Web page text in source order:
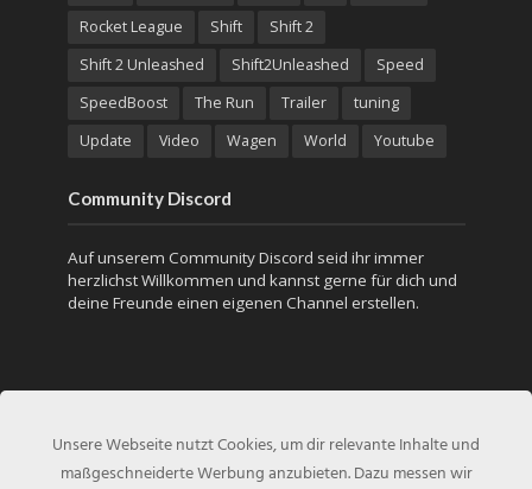
Rocket League
Shift
Shift 2
Shift 2 Unleashed
Shift2Unleashed
Speed
SpeedBoost
The Run Trailer
tuning
Update
Video Wagen World Youtube
Community Discord
Auf unserem Community Discord seid ihr immer
herzlichst Willkommen und kannst gerne für dich und
deine Freunde einen eigenen Channel erstellen.
Unsere Webseite nutzt Cookies, um dir relevante Inhalte und
maßgeschneiderte Werbung anzubieten. Dazu messen wir